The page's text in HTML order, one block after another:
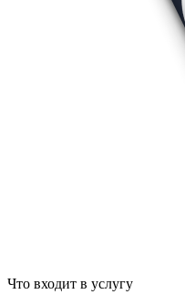
Что входит в услугу